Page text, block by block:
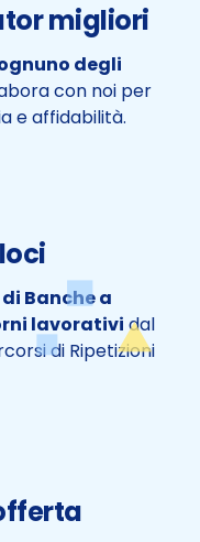
migliori
degli
con noi per
e affidabilità.
Banche a
lavorativi dal
di Ripetizioni